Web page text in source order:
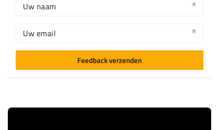
Uw naam
Uw email
Feedback verzenden